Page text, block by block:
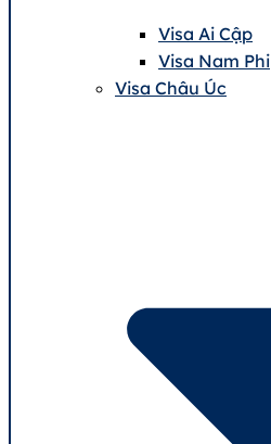
Visa Ai Cập
Visa Nam Phi
Visa Châu Úc